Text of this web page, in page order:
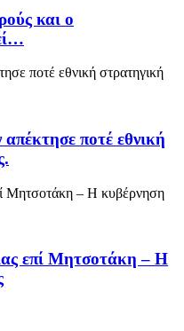
και ο
ποτέ εθνική
επί Μητσοτάκη – Η